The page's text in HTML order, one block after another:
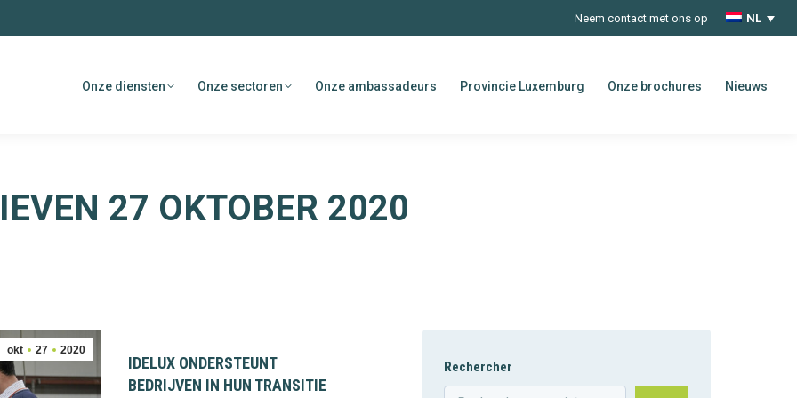
Neem contact met ons op NL
Onze diensten Onze sectoren Onze ambassadeurs Provincie Luxemburg Onze brochures Nieuws
27 OKTOBER 2020
okt 27 2020
IDELUX ONDERSTEUNT
BEDRIJVEN IN HUN TRANSITIE
Rechercher